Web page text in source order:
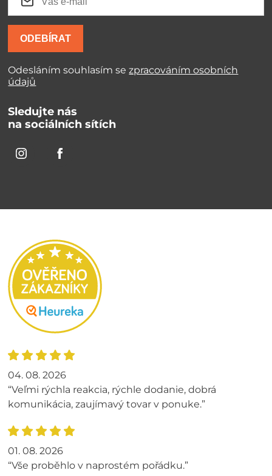
ODEBÍRAT
Odesláním souhlasím sezpracováním osobních
údajů
Sledujte nás
na sociálních sítích
04. 08. 2026
“Veľmi rýchla reakcia, rýchle dodanie, dobrá
komunikácia, zaujímavý tovar v ponuke.”
01. 08. 2026
“Vše proběhlo v naprostém pořádku.”